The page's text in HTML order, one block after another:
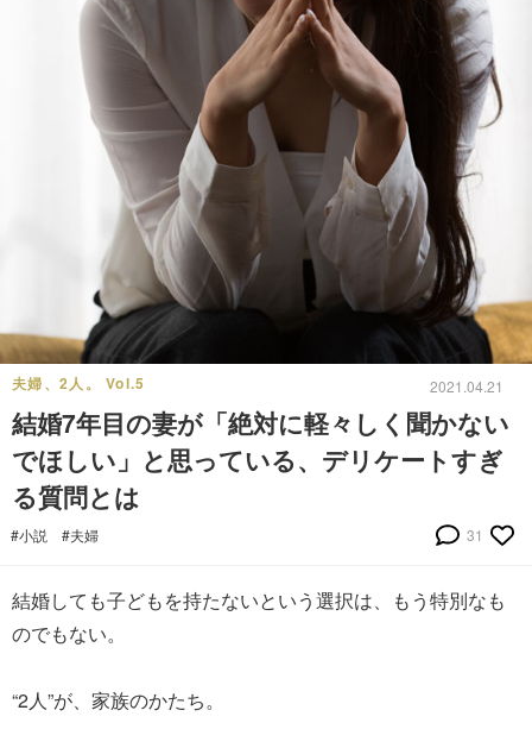
夫婦、2人。 Vol.5 2021.04.21
結婚7年目の妻が「絶対に軽々しく聞かない
でほしい」と思っている、デリケートすぎ
る質問とは
#小説 #夫婦 31
結婚しても子どもを持たないという選択は、もう特別なも
のでもない。
“2人”が、家族のかたち。